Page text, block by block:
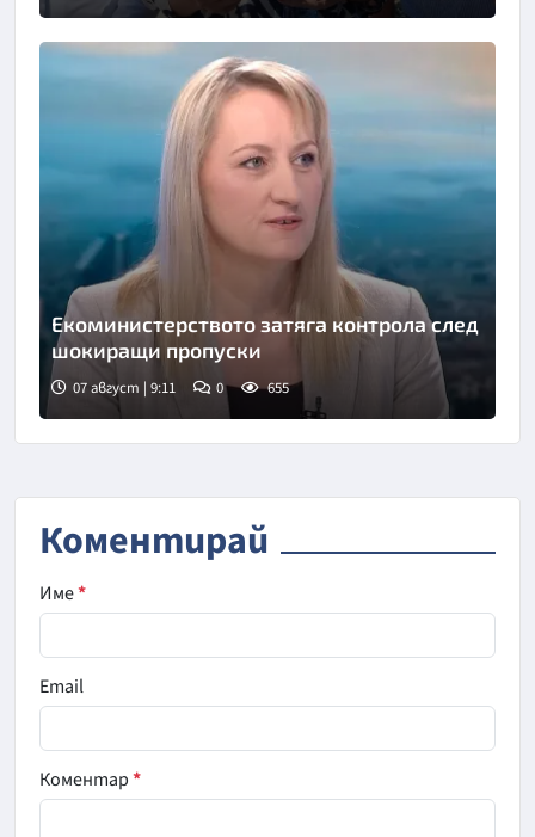
Снимка: бТВ
Екоминистерството затяга контрола след
шокиращи пропуски
07 август | 9:11 0 655
Коментирай
Име*
Email
Коментар*